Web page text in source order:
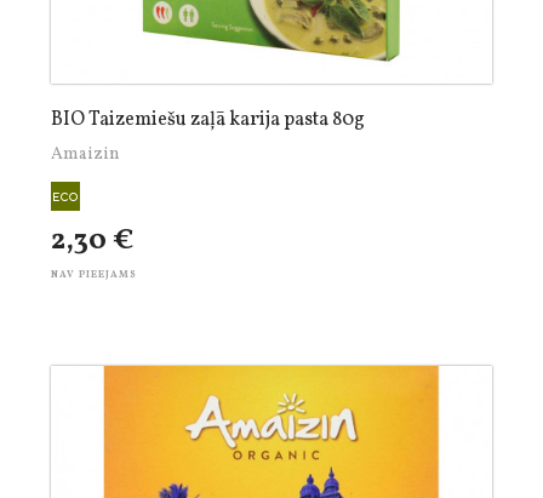
BIO Taizemiešu zaļā karija pasta 80g
Amaizin
2,30 €
NAV PIEEJAMS